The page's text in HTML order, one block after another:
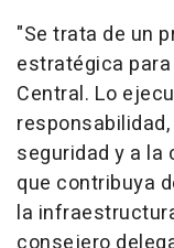
"Se trata de un
estratégica
Central. Lo
seguridad y a la
que contribuya
la